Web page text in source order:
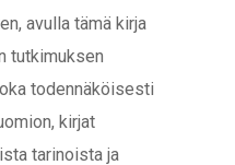
avulla tämä kirja
tutkimuksen
todennäköisesti
kirjat
tarinoista ja